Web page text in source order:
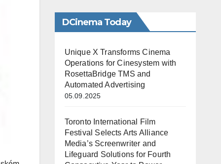
DCinema Today
Unique X Transforms Cinema
Operations for Cinesystem with
RosettaBridge TMS and
Automated Advertising
05.09.2025
Toronto International Film
Festival Selects Arts Alliance
Media’s Screenwriter and
Lifeguard Solutions for Fourth